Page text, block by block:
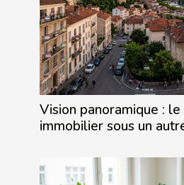
Vision panoramique : le
immobilier sous un